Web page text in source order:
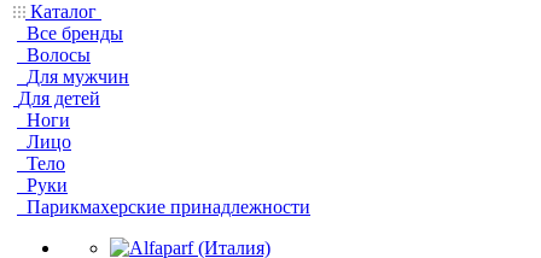
Каталог
Все бренды
Волосы
Для мужчин
Для детей
Ноги
Лицо
Тело
Руки
Парикмахерские принадлежности